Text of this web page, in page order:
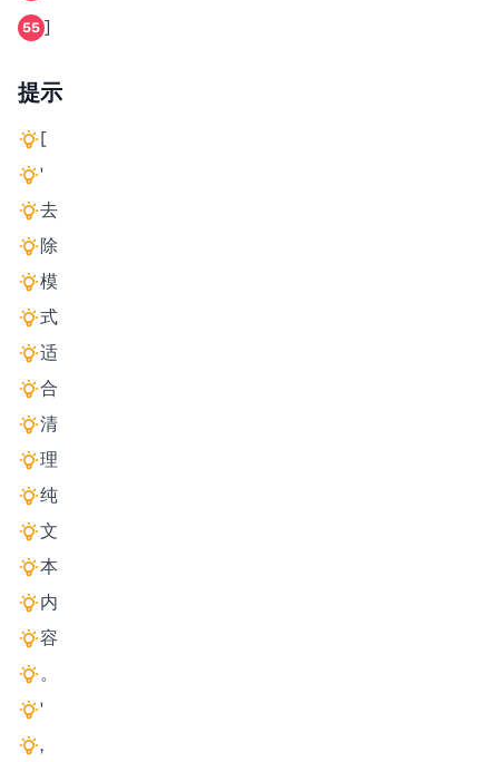
55 ]
提示
[
'
去
除
模
式
适
合
清
理
纯
文
本
内
容
。
'
,